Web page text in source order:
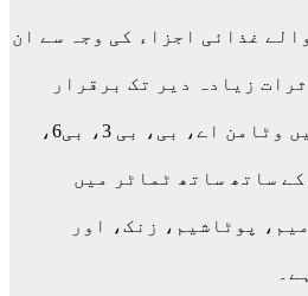
غذائی اجزاء کی وجہ سے ان
زیادہ دیر تک برقرار
رہتے ہیں۔ ان اجزاء میں وٹامن اے، بی، بی 3، بی6،
اس کے ساتھ ساتھ ٹماٹر میں
پوٹاشیم، زنک، اور